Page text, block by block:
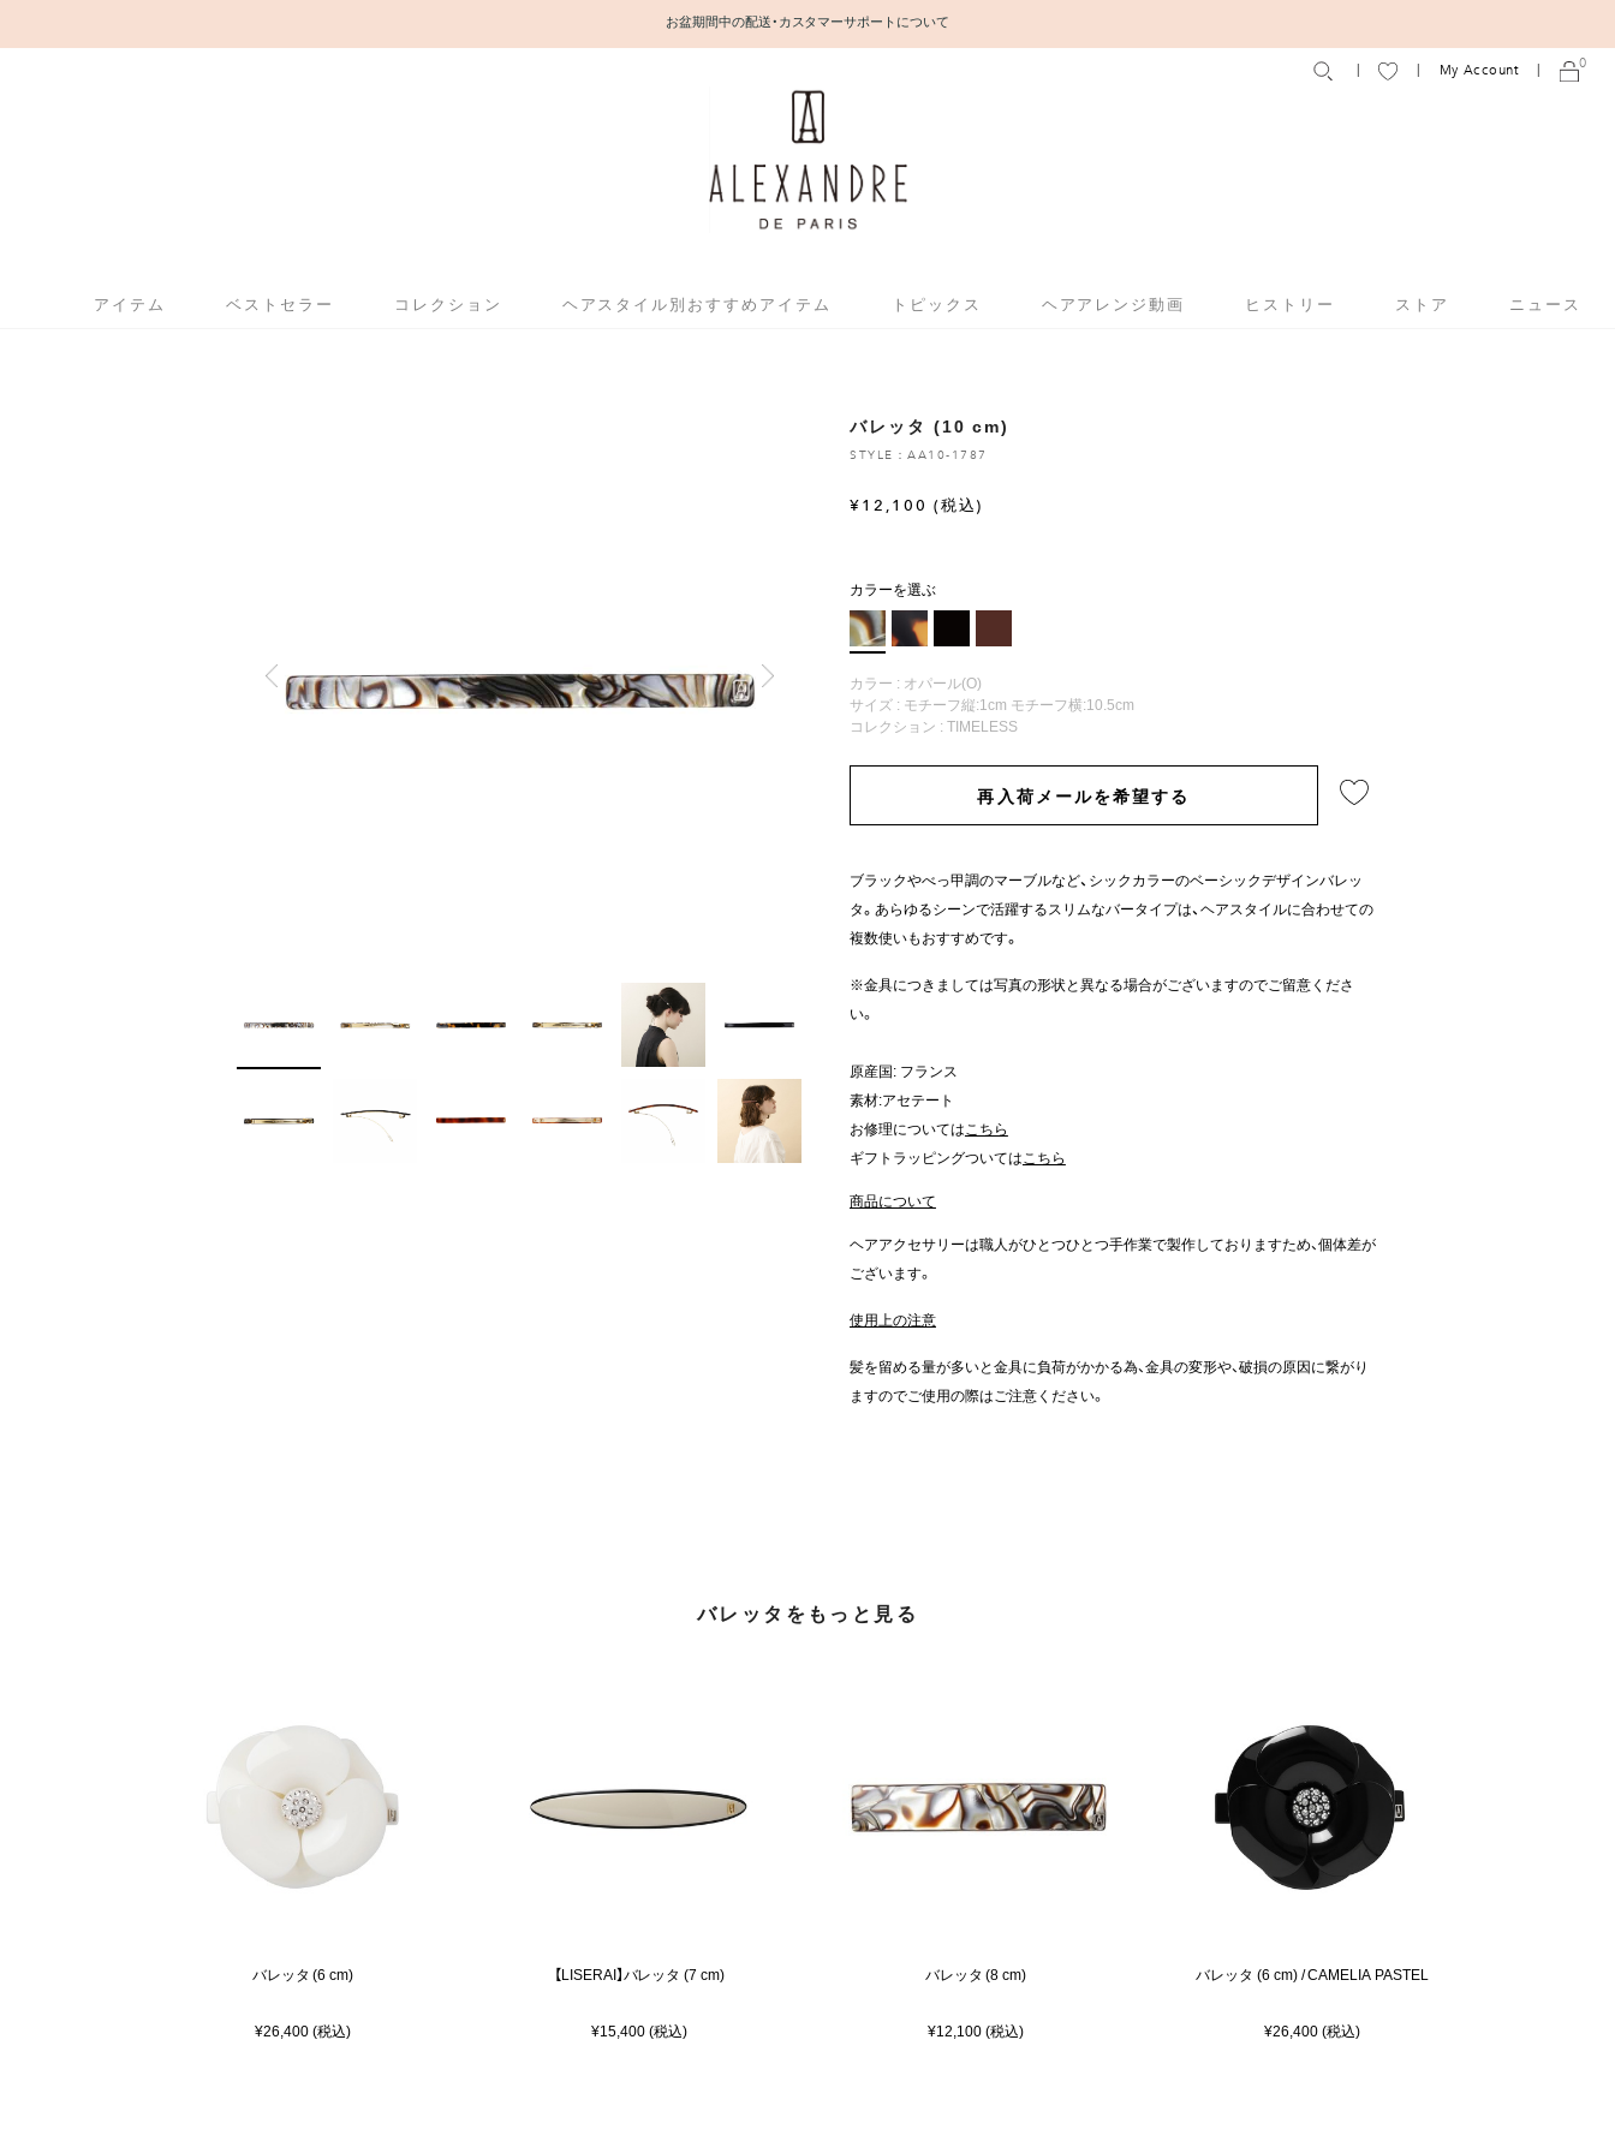
お盆期間中の配送・カスタマーサポートについて
アイテム ベストセラー コレクション ヘアスタイル別おすすめアイテム トピックス ヘアアレンジ動画 ヒストリー ストア ニュース
My Account 0
バレッタ (10 cm)
STYLE：AA10-1787
¥ 12,100 (税込)
カラーを選ぶ
カラー : オパール(O)
サイズ : モチーフ縦:1cm モチーフ横:10.5cm
コレクション : TIMELESS
再入荷メールを希望する
ブラックやべっ甲調のマーブルなど、シックカラーのベーシックデザインバレッ
タ。あらゆるシーンで活躍するスリムなバータイプは、ヘアスタイルに合わせての
複数使いもおすすめです。
※金具につきましては写真の形状と異なる場合がございますのでご留意くださ
い。
原産国: フランス
素材:アセテート
お修理についてはこちら
ギフトラッピングついてはこちら
商品について
ヘアアクセサリーは職人がひとつひとつ手作業で製作しておりますため、個体差が
ございます。
使用上の注意
髪を留める量が多いと金具に負荷がかかる為、金具の変形や、破損の原因に繋がり
ますのでご使用の際はご注意ください。
バレッタをもっと見る
バレッタ (6 cm)
¥26,400 (税込)
【LISERAI】バレッタ (7 cm)
¥15,400 (税込)
バレッタ (8 cm)
¥12,100 (税込)
バレッタ (6 cm) / CAMELIA PASTEL
¥26,400 (税込)